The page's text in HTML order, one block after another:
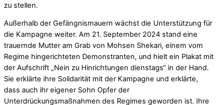
zu stellen.
Außerhalb der Gefängnismauern wächst die Unterstützung für
die Kampagne weiter. Am 21. September 2024 stand eine
trauernde Mutter am Grab von Mohsen Shekari, einem vom
Regime hingerichteten Demonstranten, und hielt ein Plakat mit
der Aufschrift „Nein zu Hinrichtungen dienstags“ in der Hand.
Sie erklärte ihre Solidarität mit der Kampagne und erklärte,
dass auch ihr eigener Sohn Opfer der
Unterdrückungsmaßnahmen des Regimes geworden ist. Ihre